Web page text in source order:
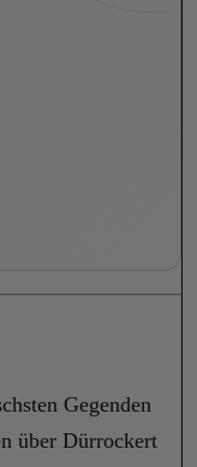
Gegenden
über Dürrockert